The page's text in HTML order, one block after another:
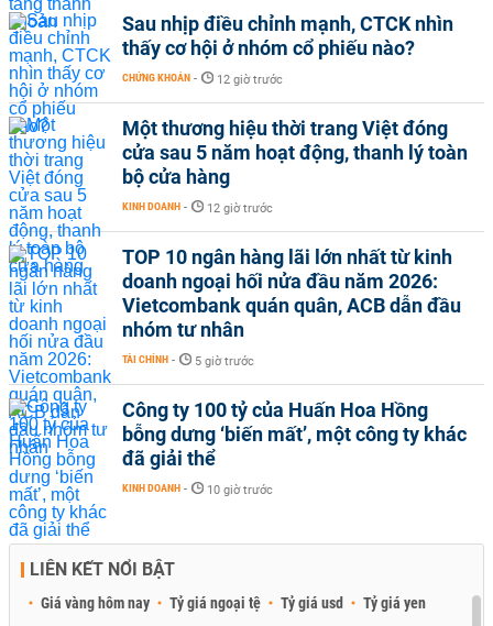
Sau nhịp điều chỉnh mạnh, CTCK nhìn
thấy cơ hội ở nhóm cổ phiếu nào?
CHỨNG KHOÁN - 12 giờ trước
Một thương hiệu thời trang Việt đóng
cửa sau 5 năm hoạt động, thanh lý toàn
bộ cửa hàng
KINH DOANH - 12 giờ trước
TOP 10 ngân hàng lãi lớn nhất từ kinh
doanh ngoại hối nửa đầu năm 2026:
Vietcombank quán quân, ACB dẫn đầu
nhóm tư nhân
TÀI CHÍNH - 5 giờ trước
Công ty 100 tỷ của Huấn Hoa Hồng
bỗng dưng ‘biến mất’, một công ty khác
đã giải thể
KINH DOANH - 10 giờ trước
LIÊN KẾT NỔI BẬT
Giá vàng hôm nay Tỷ giá ngoại tệ Tỷ giá usd Tỷ giá yen